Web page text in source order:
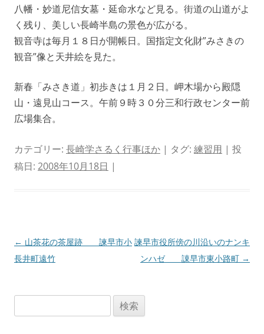
八幡・妙道尼信女墓・延命水など見る。街道の山道がよ
く残り、美しい長崎半島の景色が広がる。
観音寺は毎月１８日が開帳日。国指定文化財”みさきの
観音”像と天井絵を見た。
新春「みさき道」初歩きは１月２日。岬木場から殿隠
山・遠見山コース。午前９時３０分三和行政センター前
広場集合。
カテゴリー: 長崎学さるく行事ほか | タグ: 練習用 | 投
稿日: 2008年10月18日 |
投
稿
← 山茶花の茶屋跡 諫早市小
長井町遠竹
諫早市役所傍の川沿いのナンキ
ンハゼ 諌早市東小路町 →
索: